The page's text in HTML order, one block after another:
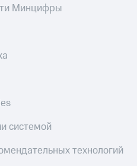
Минцифры
системой
технологий